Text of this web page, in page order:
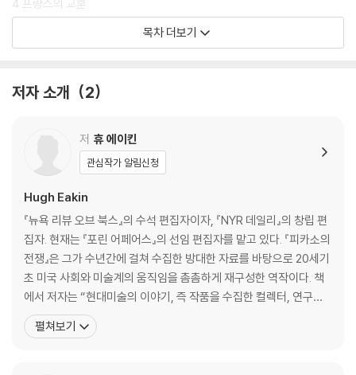
4 프랑스의 교훈
5 스치듯 지나간 여인
9 크나큰 환상
12 내가 아는 사람이 맞나?
13 피카소의 정원에서
14 KKK 비평
15 위험한 접촉
16 퀸의 만찬
17 최후의 전투
PART 2
18 그가 사라지다
목차 더보기
저자 소개 2
저 휴 에이킨
관심작가 알림신청
Hugh Eakin
『뉴욕 리뷰 오브 북스』의 수석 편집자이자, 『NYR 데일리』의 창립 편
집자. 현재는 『포린 어페어스』의 선임 편집자를 맡고 있다. 『피카소의
전쟁』은 그가 수년간에 걸쳐 수집한 방대한 자료를 바탕으로 20세기
초 미국 사회와 미술계의 움직임을 촘촘하게 재구성한 역작이다. 책
에서 저자는 “현대미술의 이야기, 즉 작품을 수집한 컬렉터, 연구한
학자, 전시한 미술관, 그리고 관람을 위해 긴 줄을 선 관람객”에 대한
생생한 이야기를 한 편의 소설과도 같은 유려한 문장으로 풀어낸다.
펼쳐보기